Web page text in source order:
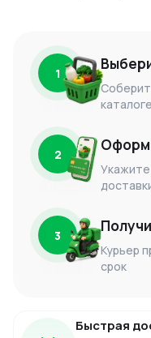
1
каталоге
2
3
Курьер
срок
Быстрая